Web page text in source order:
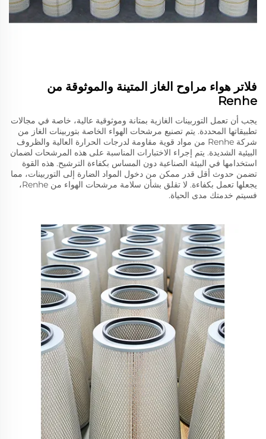
فلاتر هواء مراوح الغاز المتينة والموثوقة من
Renhe
يجب أن تعمل التوربينات الغازية بمتانة وموثوقية عالية، خاصة في مجالات
تطبيقاتها المحددة. يتم تصنيع مرشحات الهواء الخاصة بتوربينات الغاز من
شركة Renhe من مواد قوية مقاومة لدرجات الحرارة العالية والظروف
البيئية الشديدة. يتم إجراء الاختبارات المناسبة على هذه المرشحات لضمان
استخدامها في البيئة الصناعية دون المساس بكفاءة الترشيح. هذه القوة
تضمن حدوث أقل قدر ممكن من دخول المواد الضارة إلى التوربينات، مما
يجعلها تعمل بكفاءة. لا تقلق بشأن سلامة مرشحات الهواء من Renhe،
فسيتم خدمتك مدى الحياة.